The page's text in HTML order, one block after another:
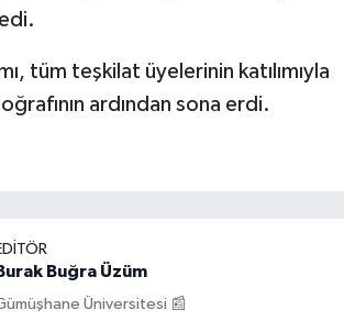
tüm teşkilat üyelerinin katılımıyla
ardından sona erdi.
Buğra Üzüm
Üniversitesi 📰